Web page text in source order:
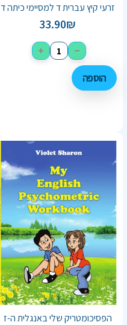
זרעי קיץ עברית ד למסיימי כיתה ד
33.90₪
−
+
הוספה
הפסיכומטריק שלי באנגלית ה-ז